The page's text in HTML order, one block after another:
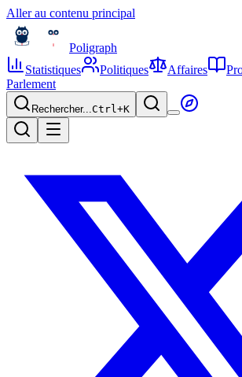
Aller au contenu principal
Poligraph
Statistiques
Politiques Affaires
Parlement
Rechercher...Ctrl+K